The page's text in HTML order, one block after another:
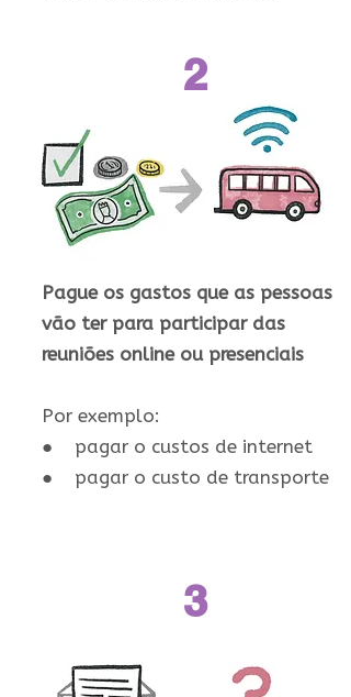
2
Pague os gastos que as pessoas
vão ter para participar das
reuniões online ou presenciais
Por exemplo:
● pagar o custos de internet
● pagar o custo de transporte
3